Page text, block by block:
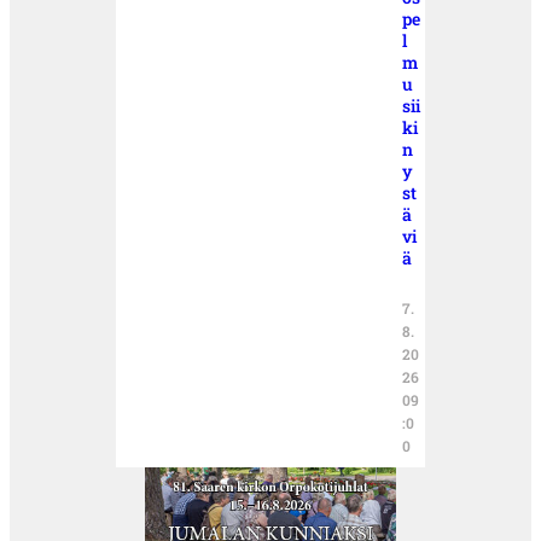
pe
l
m
u
sii
ki
n
y
st
ä
vi
ä
7.
8.
20
26
09
:0
0